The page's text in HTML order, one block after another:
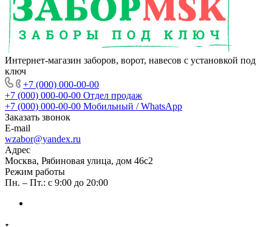
Интернет-магазин заборов, ворот, навесов с установкой под
ключ
+7 (000) 000-00-00
+7 (000) 000-00-00 Отдел продаж
+7 (000) 000-00-00 Мобильный / WhatsApp
Заказать звонок
E-mail
wzabor@yandex.ru
Адрес
Москва, Рябиновая улица, дом 46с2
Режим работы
Пн. – Пт.: с 9:00 до 20:00